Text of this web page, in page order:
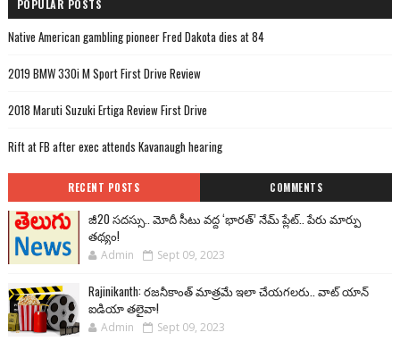
POPULAR POSTS
Native American gambling pioneer Fred Dakota dies at 84
2019 BMW 330i M Sport First Drive Review
2018 Maruti Suzuki Ertiga Review First Drive
Rift at FB after exec attends Kavanaugh hearing
RECENT POSTS COMMENTS
జీ20 సదస్సు.. మోదీ సీటు వద్ద ‘భారత్’ నేమ్ ప్లేట్‌.. పేరు మార్పు
తథ్యం!
Admin Sept 09, 2023
Rajinikanth: రజనీకాంత్ మాత్రమే ఇలా చేయగలరు.. వాట్ యాన్
ఐడియా తలైవా!
Admin Sept 09, 2023